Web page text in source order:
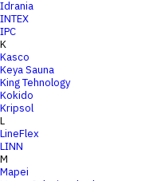
Idrania
INTEX
IPC
K
Kasco
Keya Sauna
King Tehnology
Kokido
Kripsol
L
LineFlex
LINN
M
Mapei